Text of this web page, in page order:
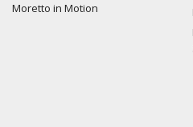
Moretto in Motion